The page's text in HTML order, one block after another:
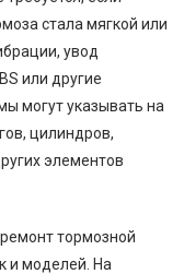
стала мягкой или
увод
или другие
могут указывать на
цилиндров,
элементов
тормозной
и моделей. На